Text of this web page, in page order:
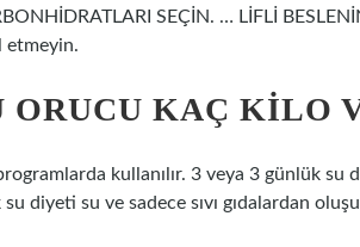
SEÇİN. … LİFLİ
etmeyin.
ORUCU KAÇ KILO
kullanılır. 3 veya 3 günlük
diyeti su ve sadece sıvı gıdalardan